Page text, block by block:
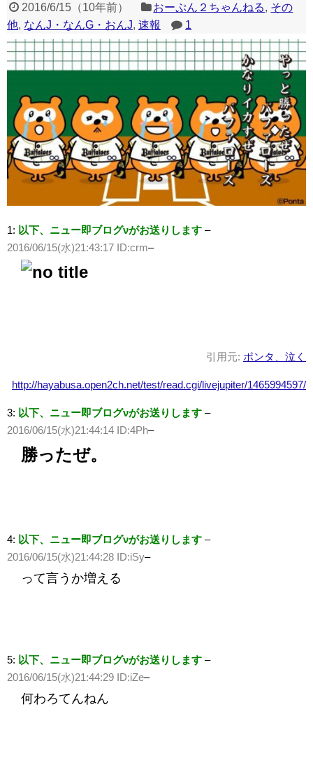
2016/6/15（10年前） おーぷん２ちゃんねる, その
他, なんJ・なんG・おんJ, 速報 1
1: 以下、ニュー即ブログνがお送りします –
2016/06/15(水)21:43:17 ID:crm–
引用元: ポンタ、泣く
http://hayabusa.open2ch.net/test/read.cgi/livejupiter/1465994597/
3: 以下、ニュー即ブログνがお送りします –
2016/06/15(水)21:44:14 ID:4Ph–
勝ったぜ。
4: 以下、ニュー即ブログνがお送りします –
2016/06/15(水)21:44:28 ID:iSy–
って言うか増える
5: 以下、ニュー即ブログνがお送りします –
2016/06/15(水)21:44:29 ID:iZe–
何わろてんねん